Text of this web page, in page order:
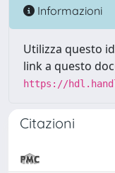
Informazioni
Utilizza questo
link a questo
https://
Citazioni